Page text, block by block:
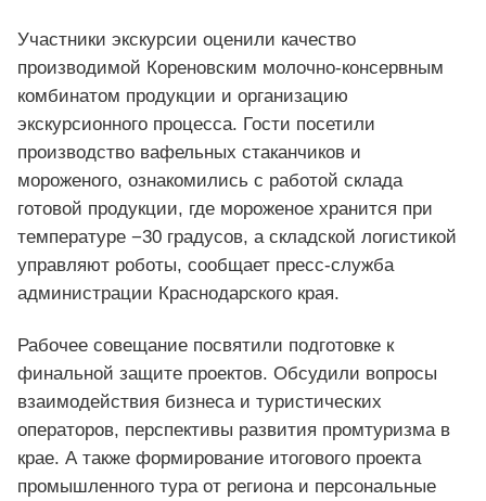
Участники экскурсии оценили качество
производимой Кореновским молочно‑консервным
комбинатом продукции и организацию
экскурсионного процесса. Гости посетили
производство вафельных стаканчиков и
мороженого, ознакомились с работой склада
готовой продукции, где мороженое хранится при
температуре −30 градусов, а складской логистикой
управляют роботы, сообщает пресс-служба
администрации Краснодарского края.
Рабочее совещание посвятили подготовке к
финальной защите проектов. Обсудили вопросы
взаимодействия бизнеса и туристических
операторов, перспективы развития промтуризма в
крае. А также формирование итогового проекта
промышленного тура от региона и персональные